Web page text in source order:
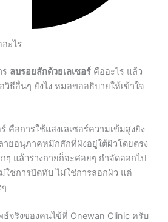
ลบรอยสักด้วยเลเซอร์
ธีอื่นๆ ยังไง หมอขออธิบายให้เข้าใจ
คือการใช้แสงเลเซอร์ความเข้มสูงยิง
ายอนุภาคหมึกสักที่ฝังอยู่ใต้ผิวโดยตรง
ใช่การปิดทับ ไม่ใช่การลอกผิว แต่
จริงของคนไข้ที่ Onewan Clinic ครับ
งสีและลวดลายซับซ้อน สามารถจางลง